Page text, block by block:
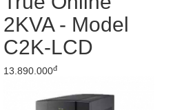
2KVA - Model
C2K-LCD
13.890.000đ